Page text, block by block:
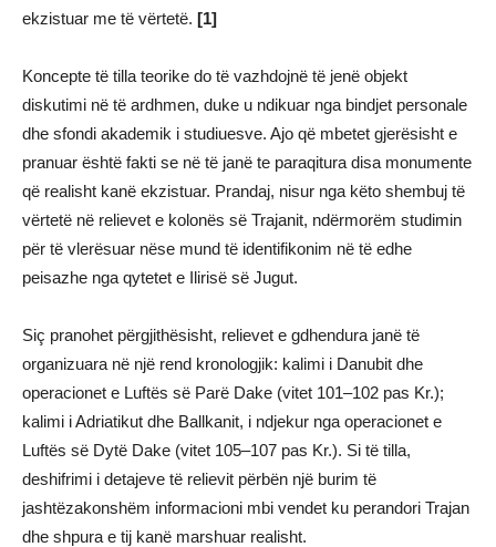
ekzistuar me të vërtetë. [1]
Koncepte të tilla teorike do të vazhdojnë të jenë objekt
diskutimi në të ardhmen, duke u ndikuar nga bindjet personale
dhe sfondi akademik i studiuesve. Ajo që mbetet gjerësisht e
pranuar është fakti se në të janë te paraqitura disa monumente
që realisht kanë ekzistuar. Prandaj, nisur nga këto shembuj të
vërtetë në relievet e kolonës së Trajanit, ndërmorëm studimin
për të vlerësuar nëse mund të identifikonim në të edhe
peisazhe nga qytetet e Ilirisë së Jugut.
Siç pranohet përgjithësisht, relievet e gdhendura janë të
organizuara në një rend kronologjik: kalimi i Danubit dhe
operacionet e Luftës së Parë Dake (vitet 101–102 pas Kr.);
kalimi i Adriatikut dhe Ballkanit, i ndjekur nga operacionet e
Luftës së Dytë Dake (vitet 105–107 pas Kr.). Si të tilla,
deshifrimi i detajeve të relievit përbën një burim të
jashtëzakonshëm informacioni mbi vendet ku perandori Trajan
dhe shpura e tij kanë marshuar realisht.